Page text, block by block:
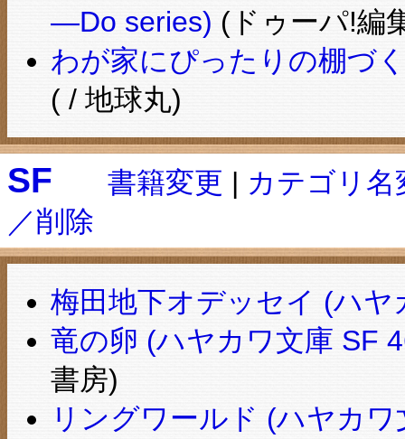
―Do series) (ドゥーパ!編
わが家にぴったりの棚づ
( / 地球丸)
SF 書籍変更 | カテゴリ名
／削除
梅田地下オデッセイ (ハヤ
竜の卵 (ハヤカワ文庫 SF
書房)
リングワールド (ハヤカ